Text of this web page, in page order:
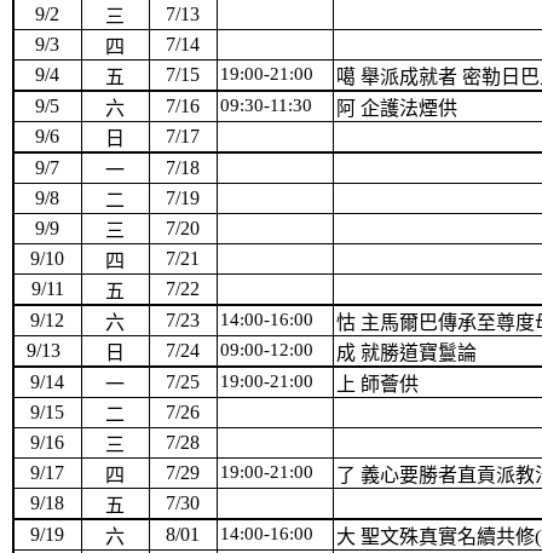
9/2
三
7/13
9/3
四
7/14
9/4
五 7/15 19:00-21:00
噶 舉派成就者 密勒日
9/5
六 7/16 09:30-11:30
阿 企護法煙供
9/6
日
7/17
9/7
一
7/18
9/8
二
7/19
9/9
三
7/20
9/10
四
7/21
9/11
五
7/22
9/12
六 7/23 14:00-16:00
怙 主馬爾巴傳承至尊
9/13
日 7/24 09:00-12:00
成 就勝道寶鬘論
9/14
一 7/25 19:00-21:00
上 師薈供
9/15
二
7/26
9/16
三
7/28
9/17
四 7/29 19:00-21:00
了 義心要勝者直貢派
9/18
五
7/30
9/19
六 8/01 14:00-16:00 大 聖文殊真實名續共修(